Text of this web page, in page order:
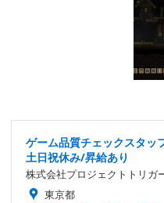
ゲーム品質チェックスタ
土日祝休み/昇給あり
株式会社プロジェクトトリガ
東京都